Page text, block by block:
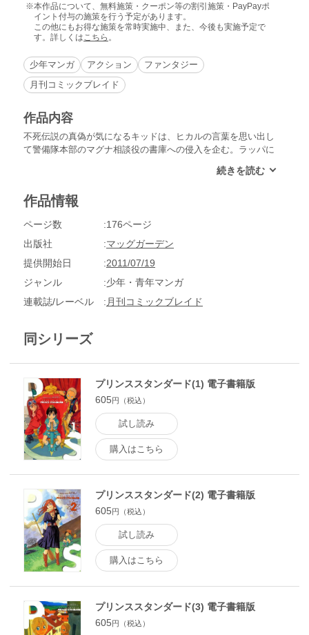
本作品について、無料施策・クーポン等の割引施策・PayPayポ
イント付与の施策を行う予定があります。
この他にもお得な施策を常時実施中、また、今後も実施予定で
す。詳しくはこちら 。
少年マンガ アクション
ファンタジー
月刊コミックブレイド
作品内容
不死伝説の真偽が気になるキッドは、ヒカルの言葉を思い出し
て警備隊本部のマグナ相談役の書庫への侵入を企む。ラッパに
が、ラッパは姉のフレアに捕まってしまう。そして、書庫の書
に、何者かが忍び寄り……!?
作品情報
ページ数
176ページ
出版社
マッグガーデン
提供開始日
2011/07/19
ジャンル
少年・青年マンガ
連載誌/レーベル
月刊コミックブレイド
同シリーズ
プリンススタンダード(1) 電子書籍版
605円（税込）
試し読み
購入はこちら
プリンススタンダード(2) 電子書籍版
605 円（税込）
試し読み
購入はこちら
プリンススタンダード(3) 電子書籍版
605円（税込）